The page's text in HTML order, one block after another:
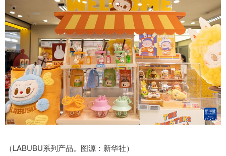
（LABUBU系列产品。图源：新华社）